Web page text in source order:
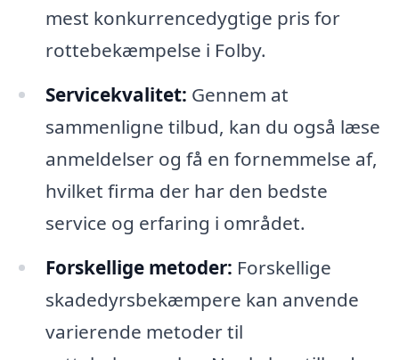
mest konkurrencedygtige pris for
rottebekæmpelse i Folby.
Servicekvalitet: Gennem at
sammenligne tilbud, kan du også læse
anmeldelser og få en fornemmelse af,
hvilket firma der har den bedste
service og erfaring i området.
Forskellige metoder: Forskellige
skadedyrsbekæmpere kan anvende
varierende metoder til